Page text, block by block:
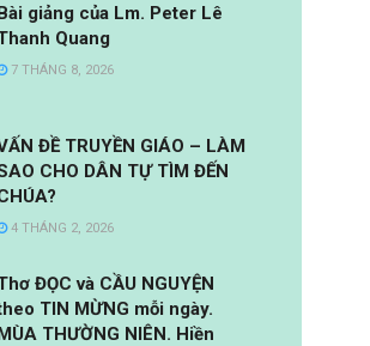
giảng của Lm. Peter Lê
Quang
7 THÁNG 8, 2026
ĐỀ TRUYỀN GIÁO – LÀM
CHO DÂN TỰ TÌM ĐẾN
4 THÁNG 2, 2026
ĐỌC và CẦU NGUYỆN
TIN MỪNG mỗi ngày.
THƯỜNG NIÊN. Hiền